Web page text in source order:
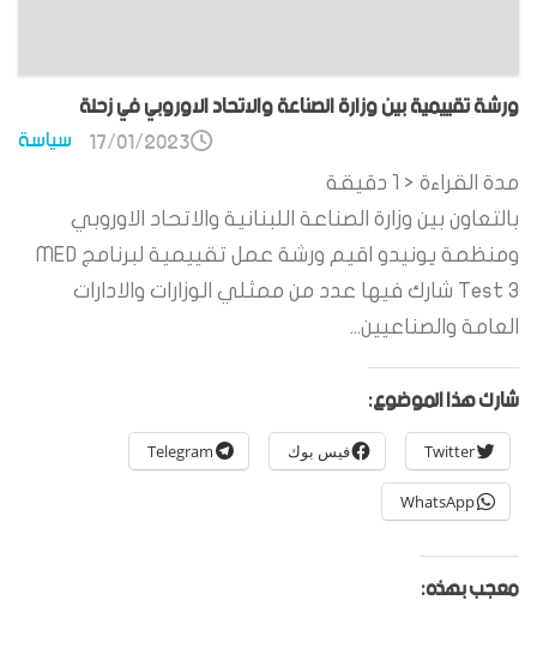
ورشة تقييمية بين وزارة الصناعة والاتحاد الاوروبي في زحلة
سياسة 17/01/2023
مدة القراءة < 1
دقيقة
بالتعاون بين وزارة الصناعة اللبنانية والاتحاد الاوروبي
ومنظمة يونيدو اقيم ورشة عمل تقييمية لبرنامج MED
Test 3 شارك فيها عدد من ممثلي الوزارات والادارات
العامة والصناعيين...
شارك هذا الموضوع:
Twitter فيس بوك Telegram
WhatsApp
معجب بهذه: